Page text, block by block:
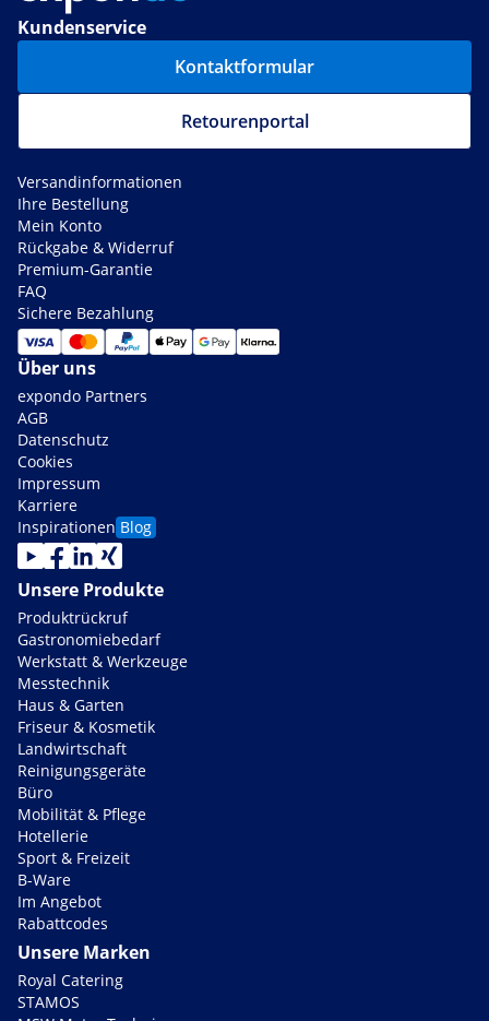
Kundenservice
Kontaktformular
Retourenportal
Versandinformationen
Ihre Bestellung
Mein Konto
Rückgabe & Widerruf
Premium-Garantie
FAQ
Sichere Bezahlung
Über uns
expondo Partners
AGB
Datenschutz
Cookies
Impressum
Karriere
Inspirationen Blog
Unsere Produkte
Produktrückruf
Gastronomiebedarf
Werkstatt & Werkzeuge
Messtechnik
Haus & Garten
Friseur & Kosmetik
Landwirtschaft
Reinigungsgeräte
Büro
Mobilität & Pflege
Hotellerie
Sport & Freizeit
B-Ware
Im Angebot
Rabattcodes
Unsere Marken
Royal Catering
STAMOS